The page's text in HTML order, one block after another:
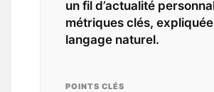
un fil d’actualité
métriques clés,
langage naturel.
POINTS CLÉS